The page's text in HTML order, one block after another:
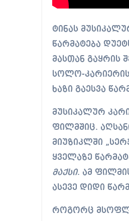
ტინას
წარმატება
მასთან გაყრის
სოლო-კარიერის
ხაზი გაესვა
მუსიკალურ
ფილმშიც.
მიუზიკლში
ყველაზე
მაქსი. ამ
ასევე დიდი
როგორც